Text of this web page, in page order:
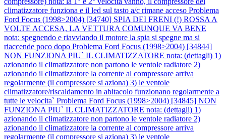
climatizzatore funziona e il led sul tasto a/c rimane acceso Problema
Ford Focus (1998>2004) [34740] SPIA DEI FRENI (!) ROSSA A
VOLTE ACCESA, LA VETTURA COMUNQUE VA BENE
nota: spegnendo e riavviando il motore la spia si spegne ma si
riaccende poco dopo Problema Ford Focus (1998>2004) [34844]
NON FUNZIONA PIU` IL CLIMATIZZATORE nota: (dettagli) 1)
azionando il climatizzatore non partono le ventole radiatore 2)
azionando il climatizzatore la corrente al compressore arriva
regolarmente (il compressore si aziona) 3) le ventole
climatizzatore/riscaldamento in abitacolo funzionano regolarmente a
tutte le velocita` Problema Ford Focus (1998>2004) [34845] NON
FUNZIONA PIU` IL CLIMATIZZATORE nota: (dettagli) 1)
azionando il climatizzatore non partono le ventole radiatore 2)
azionando il climatizzatore la corrente al compressore arriva
regolarmente (il compressore si aziona) 3) le ventole